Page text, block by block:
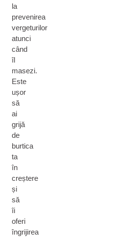
la
prevenirea
vergeturilor
atunci
când
îl
masezi.
Este
ușor
să
ai
grijă
de
burtica
ta
în
creștere
și
să
îi
oferi
îngrijirea